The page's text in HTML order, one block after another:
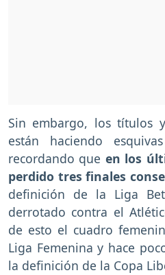
Sin embargo, los títulos
están haciendo
recordando que en los
perdido tres finales
definición de la Liga
derrotado contra el
de esto el cuadro
Liga Femenina y hace
la definición de la Copa